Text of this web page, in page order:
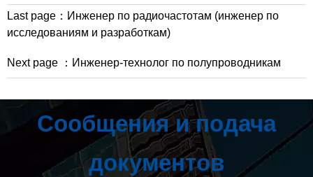
Last page： Инженер по радиочастотам (инженер по
исследованиям и разработкам)
Next page ： Инженер-технолог по полупроводникам
Сообщения и подача
документов